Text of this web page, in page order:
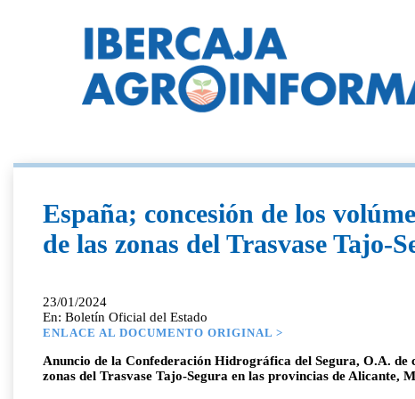
España; concesión de los
de las zonas del Trasvase
23/01/2024
En: Boletín Oficial del Estado
ENLACE AL DOCUMENTO ORIGINAL >
Anuncio de la Confederación Hidrográfica del Segura, O.A. de
zonas del Trasvase Tajo-Segura en las provincias de Alicante,